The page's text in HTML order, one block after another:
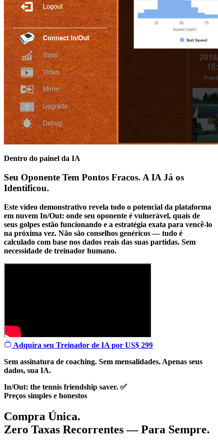
Dentro do painel da IA
Seu Oponente Tem Pontos Fracos. A IA Já os
Identificou.
Este vídeo demonstrativo revela todo o potencial da plataforma
em nuvem In/Out: onde seu oponente é vulnerável, quais de
seus golpes estão funcionando e a estratégia exata para vencê-lo
na próxima vez. Não são conselhos genéricos — tudo é
calculado com base nos dados reais das suas partidas. Sem
necessidade de treinador humano.
Adquira seu Treinador de IA por US$ 299
Sem assinatura de coaching. Sem mensalidades. Apenas seus
dados, sua IA.
In/Out: the tennis friendship saver. ✅
Preços simples e honestos
Compra Única.
Zero Taxas Recorrentes — Para Sempre.